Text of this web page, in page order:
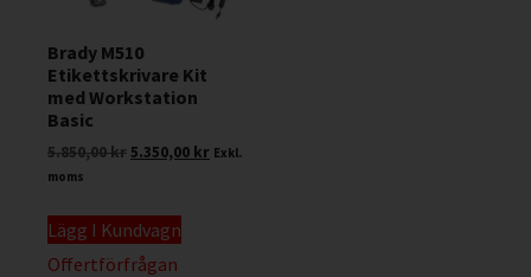
Brady M510
Etikettskrivare Kit
med Workstation
Basic
5.850,00kr5.350,00 kr Exkl.
moms
Lägg I Kundvagn
Offertförfrågan